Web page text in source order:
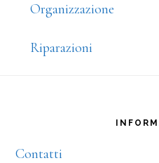
Organizzazione
Riparazioni
Contatti